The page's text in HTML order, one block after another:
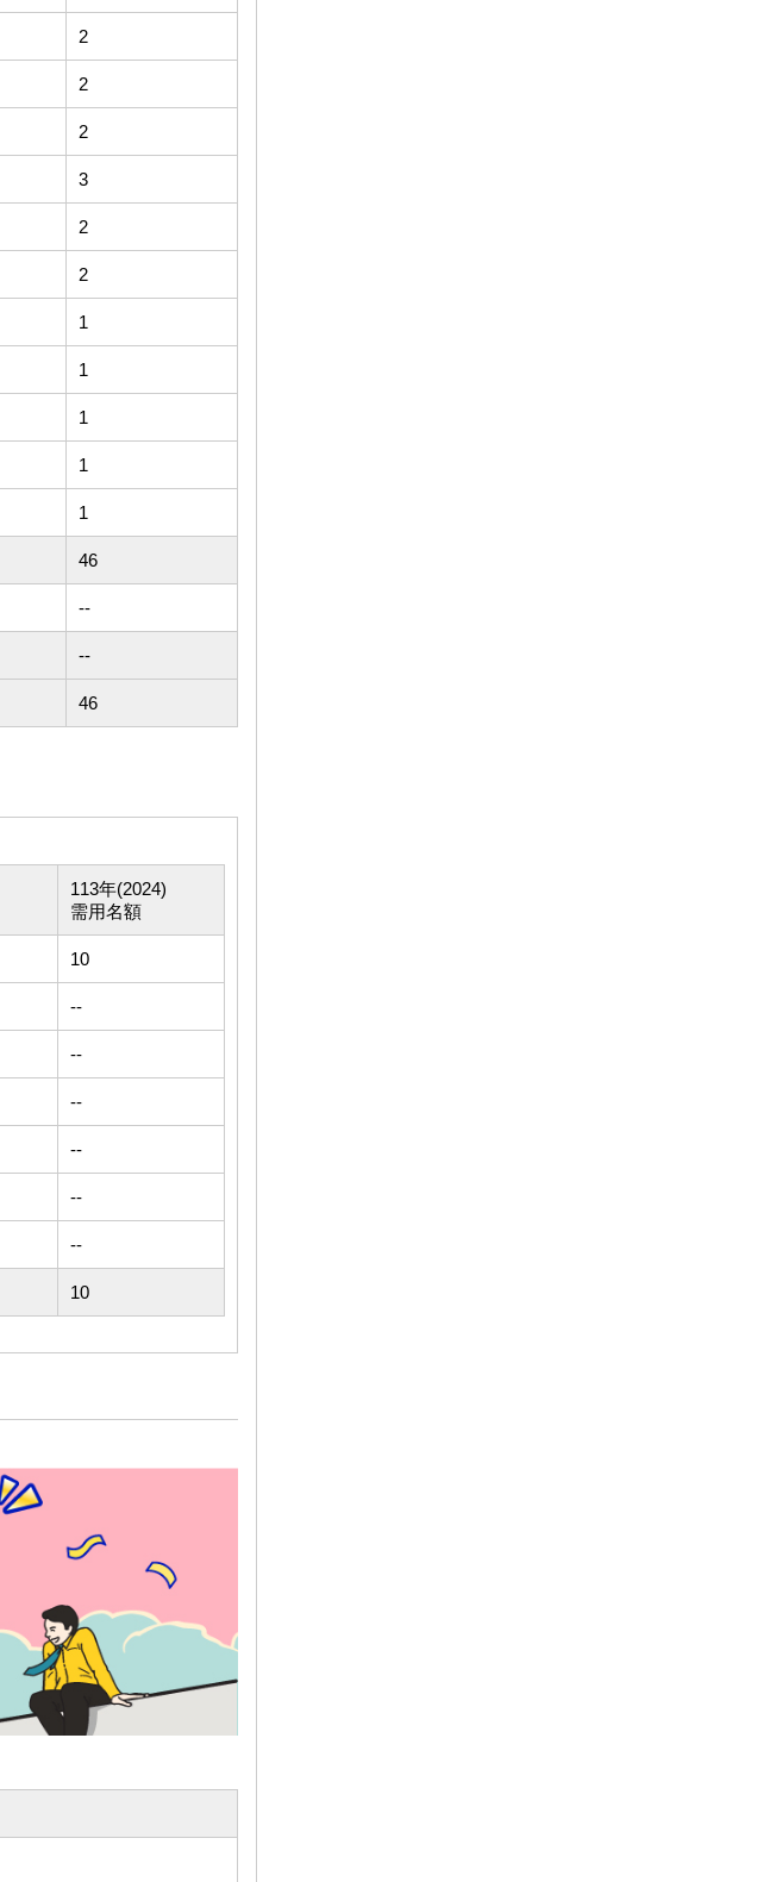
2
2
2
3
2
2
1
1
1
1
1
46
--
--
46
113年(2024)
需用名額
10
--
--
--
--
--
--
10